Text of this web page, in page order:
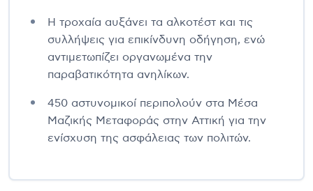
Η τροχαία αυξάνει τα αλκοτέστ και τις
συλλήψεις για επικίνδυνη οδήγηση, ενώ
αντιμετωπίζει οργανωμένα την
παραβατικότητα ανηλίκων.
450 αστυνομικοί περιπολούν στα Μέσα
Μαζικής Μεταφοράς στην Αττική για την
ενίσχυση της ασφάλειας των πολιτών.